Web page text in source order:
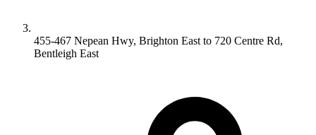
455-467 Nepean Hwy, Brighton East to 720 Centre Rd,
Bentleigh East